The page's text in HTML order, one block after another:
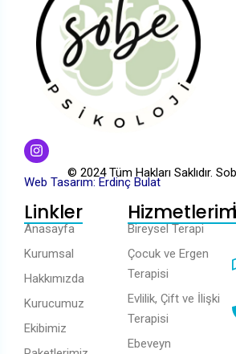
© 2024 Tüm Hakları Saklıdır.
Web Tasarım: Erdinç Bulat
Linkler
Anasayfa
Kurumsal
Hakkımızda
Kurucumuz
Ekibimiz
Bireysel Terapi
Çocuk ve Ergen
Terapisi
Evlilik, Çift ve İlişki
Terapisi
Ebeveyn